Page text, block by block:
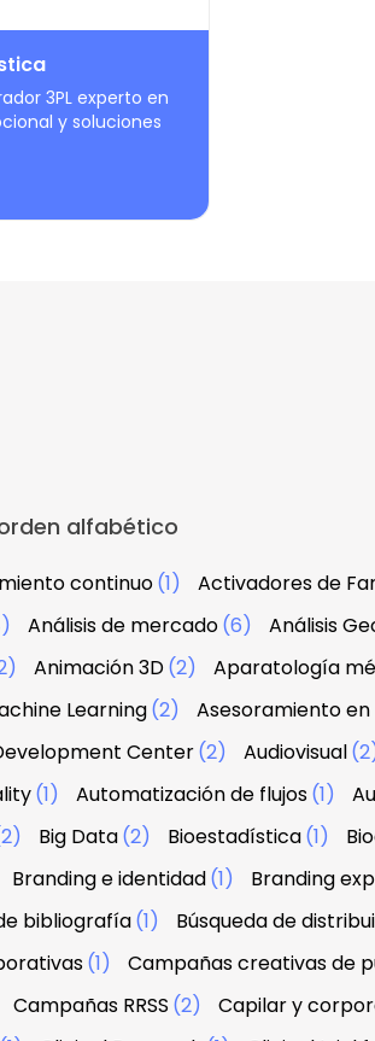
3PL experto en
y soluciones
alfabético
continuo(1) Activadores de
Análisis de mercado(6) Análisis
Animación 3D(2) Aparatología
Learning(2) Asesoramiento
Center(2) Audiovisual
(1) Automatización de flujos(1)
Big Data(2) Bioestadística(1)
Branding e identidad(1) Branding
bibliografía(1) Búsqueda de
(1) Campañas creativas de
Campañas RRSS (2) Capilar y